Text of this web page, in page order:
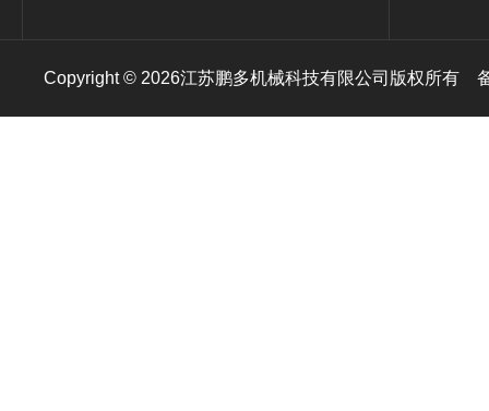
Copyright © 2026江苏鹏多机械科技有限公司版权所有